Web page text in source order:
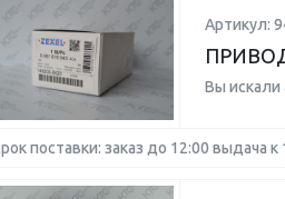
Артикул:
Вы искали
поставки: заказ до 12:00 выдача к